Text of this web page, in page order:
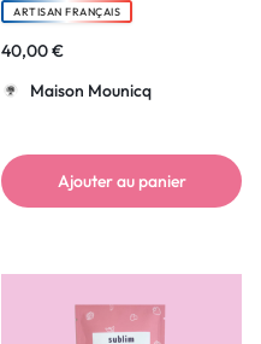
ARTISAN FRANÇAIS
40,00€
Maison Mounicq
Ajouter au panier